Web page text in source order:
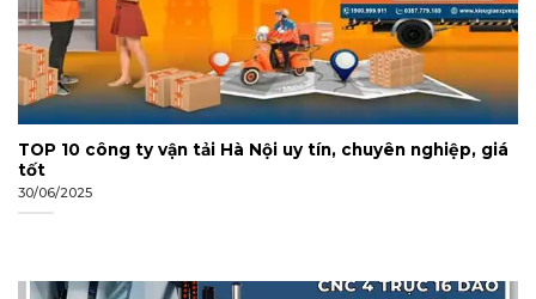
TOP 10 công ty vận tải Hà Nội uy tín, chuyên nghiệp, giá
tốt
30/06/2025